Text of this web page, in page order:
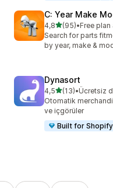
C: Year Make
4,85 yıldız
(95)
toplam 95•Free
Search for parts
by year, make &
Dynasort
4,55 yıldız
(13)
toplam 13•Ücretsiz
Otomatik
ve içgörüler
Built for Shopify